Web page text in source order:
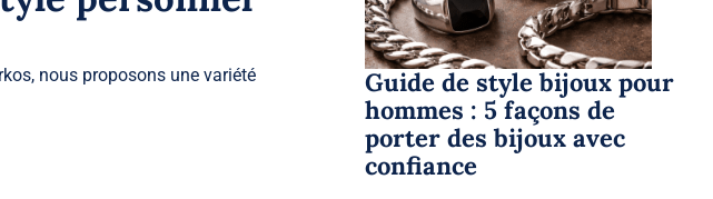
nous proposons une variété
Jewelery
Guide de style bijoux pour
hommes : 5 façons de
porter des bijoux avec
confiance